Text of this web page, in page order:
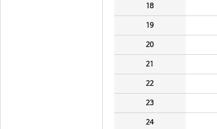
18
19
20
21
22
23
24